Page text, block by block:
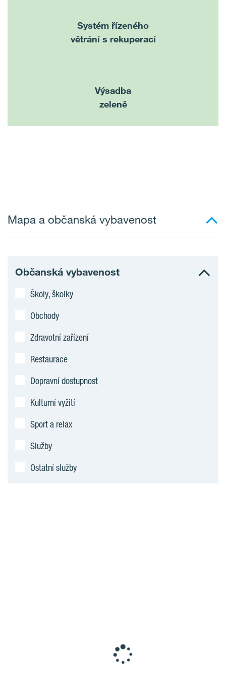
Systém řízeného
větrání s rekuperací
Výsadba
zeleně
Mapa a občanská vybavenost
Občanská vybavenost
Školy, školky
Obchody
Zdravotní zařízení
Restaurace
Dopravní dostupnost
Kulturní vyžití
Sport a relax
Služby
Ostatní služby